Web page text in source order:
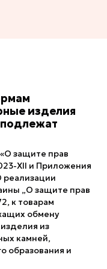
изделия
защите прав
ХІІ и Приложения
„О защите прав
к товарам
обмену
из
камней,
образования и